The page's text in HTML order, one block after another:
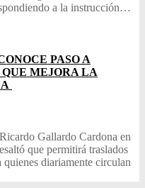
a la instrucción…
PASO A
MEJORA LA
Gallardo Cardona en
que permitirá traslados
quienes diariamente circulan